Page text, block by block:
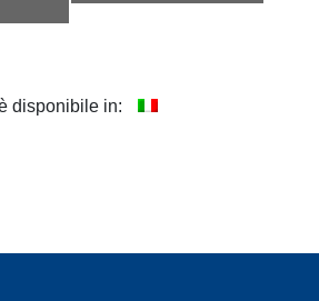
disponibile in: